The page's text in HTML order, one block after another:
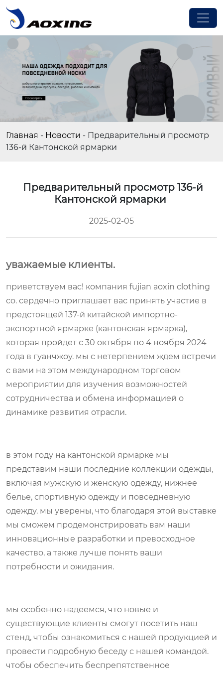
Главная - Новости - Предварительный просмотр
136-й Кантонской ярмарки
Предварительный просмотр 136-й
Кантонской ярмарки
2025-02-05
уважаемые клиенты.
приветствуем вас! компания fujian aoxin clothing
co. сердечно приглашает вас принять участие в
предстоящей 137-й китайской импортно-
экспортной ярмарке (кантонская ярмарка),
которая пройдет с 30 октября по 4 ноября 2024
года в гуанчжоу. мы с нетерпением ждем встречи
с вами на этом международном торговом
мероприятии для изучения возможностей
сотрудничества и обмена информацией о
динамике развития отрасли.
в этом году на кантонской ярмарке мы
представим наши последние коллекции одежды,
включая мужскую и женскую одежду, нижнее
белье, спортивную одежду и повседневную
одежду. мы уверены, что благодаря этой выставке
мы сможем продемонстрировать вам наши
инновационные разработки и превосходное
качество, а также лучше понять ваши
потребности и ожидания.
мы особенно надеемся, что новые и
существующие клиенты смогут посетить наш
стенд, чтобы ознакомиться с нашей продукцией и
провести подробную беседу с нашей командой.
чтобы обеспечить беспрепятственное